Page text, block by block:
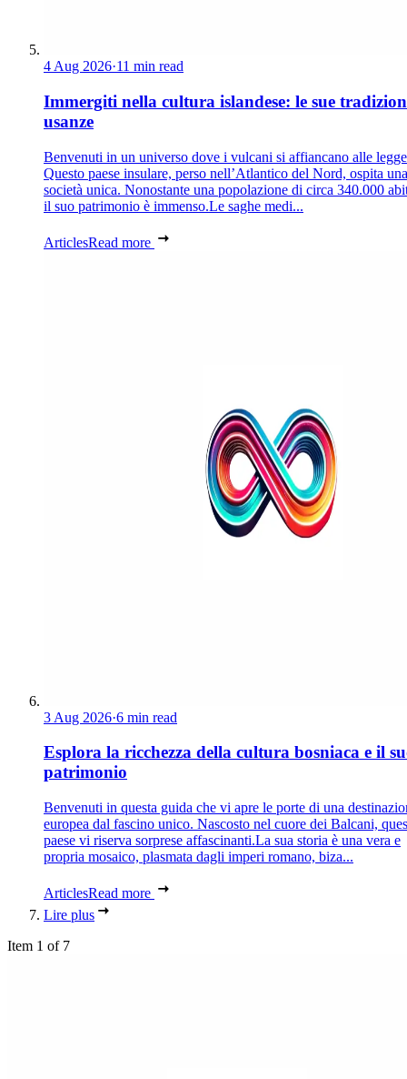
4 Aug 2026·11 min read
Immergiti nella cultura islandese: le sue
usanze
Benvenuti in un universo dove i vulcani si affiancano alle
Questo paese insulare, perso nell’Atlantico del Nord, ospita una
società unica. Nonostante una popolazione di circa 340.000
il suo patrimonio è immenso.Le saghe medi...
ArticlesRead more
3 Aug 2026·6 min read
Esplora la ricchezza della cultura bosniaca e il
patrimonio
Benvenuti in questa guida che vi apre le porte di una
europea dal fascino unico. Nascosto nel cuore dei Balcani,
paese vi riserva sorprese affascinanti.La sua storia è una vera e
propria mosaico, plasmata dagli imperi romano, biza...
ArticlesRead more
Lire plus
Item 1 of 7